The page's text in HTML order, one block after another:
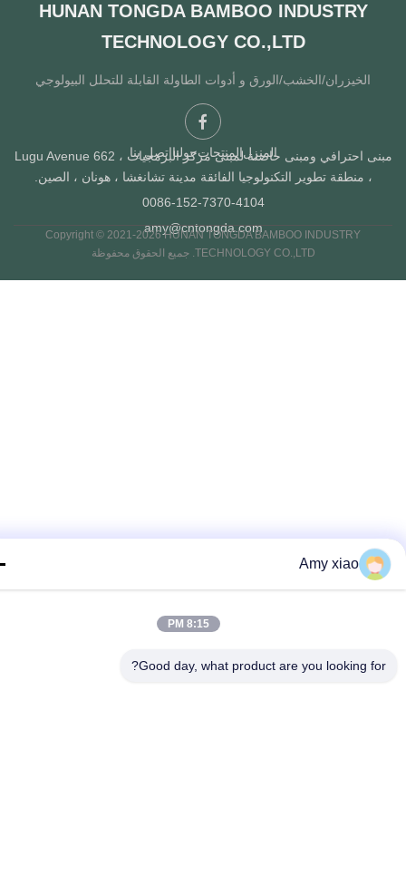
HUNAN TONGDA BAMBOO INDUSTRY
TECHNOLOGY CO.,LTD
الخيزران/الخشب/الورق و أدوات الطاولة القابلة للتحلل البيولوجي
المنزلالمنتجاتحولنااتصل بنا
مبنى احترافي ومبنى حاضنة لمبنى مركز البرمجيات ، Lugu Avenue 662
، منطقة تطوير التكنولوجيا الفائقة مدينة تشانغشا ، هونان ، الصين.
0086-152-7370-4104
amy@cntongda.com
Copyright © 2021-2026 HUNAN TONGDA BAMBOO INDUSTRY
TECHNOLOGY CO.,LTD. جميع الحقوق محفوظة
Amy xiao
8:15 PM
Good day, what product are you looking